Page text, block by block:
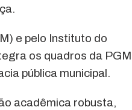
e pelo Instituto do
os quadros da PGM
pública municipal.
acadêmica robusta,